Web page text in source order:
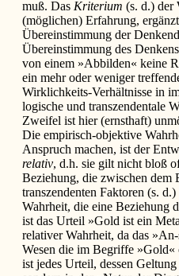
muß. Das Kriterium (s. d.) der
(möglichen) Erfahrung,
Übereinstimmung der
Übereinstimmung des
von einem »Abbilden« keine
ein mehr oder weniger
Wirklichkeits-Verhältnisse in
logische und transzendentale
Zweifel ist hier (ernsthaft)
Die empirisch-objektive
Anspruch machen, ist der
relativ, d.h. sie gilt nicht bloß
Beziehung, die zwischen dem
transzendenten Faktoren (s.
Wahrheit, die eine Beziehung
ist das Urteil »Gold ist ein
relativer Wahrheit, da das
Wesen die im Begriffe
ist jedes Urteil, dessen